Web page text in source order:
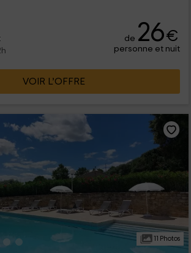
de 26€
personne et nuit
VOIR L’OFFRE
11 Photos